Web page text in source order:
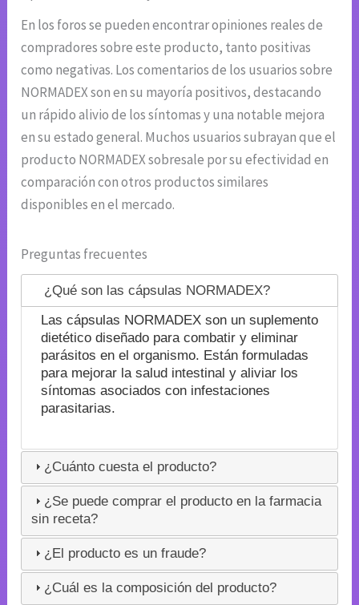
En los foros se pueden encontrar opiniones reales de
compradores sobre este producto, tanto positivas
como negativas. Los comentarios de los usuarios sobre
NORMADEX son en su mayoría positivos, destacando
un rápido alivio de los síntomas y una notable mejora
en su estado general. Muchos usuarios subrayan que el
producto NORMADEX sobresale por su efectividad en
comparación con otros productos similares
disponibles en el mercado.
Preguntas frecuentes
¿Qué son las cápsulas NORMADEX?
Las cápsulas NORMADEX son un suplemento
dietético diseñado para combatir y eliminar
parásitos en el organismo. Están formuladas
para mejorar la salud intestinal y aliviar los
síntomas asociados con infestaciones
parasitarias.
¿Cuánto cuesta el producto?
¿Se puede comprar el producto en la farmacia
sin receta?
¿El producto es un fraude?
¿Cuál es la composición del producto?